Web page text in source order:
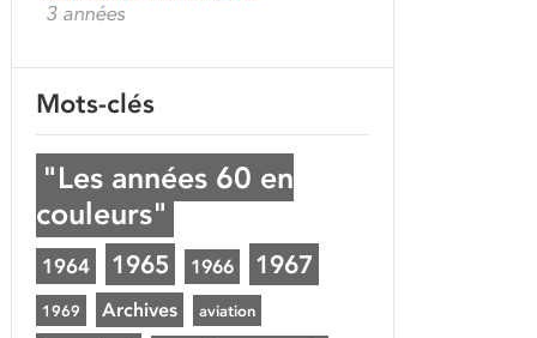
3 années
Mots-clés
"Les années 60 en
couleurs"
1964 1965 1966 1967
1969 Archives aviation